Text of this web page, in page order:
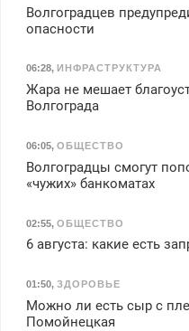
Волгоградцев
опасности
06:28, ИНФРАСТРУКТУРА
Жара не мешает
Волгограда
06:05, ОБЩЕСТВО
Волгоградцы смогут
«чужих» банкоматах
02:55, ОБЩЕСТВО
6 августа: какие есть
01:50, ЗДОРОВЬЕ
Можно ли есть сыр с
Помойнецкая